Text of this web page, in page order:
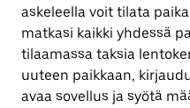
askeleella voit tilata
matkasi kaikki yhdessä
tilaamassa taksia
uuteen paikkaan,
avaa sovellus ja syötä